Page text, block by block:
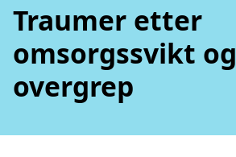
Traumer etter
omsorgssvikt og
overgrep